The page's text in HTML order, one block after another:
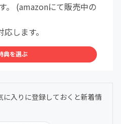
。 (amazonにて販売中の
します。
典を選ぶ
入りに登録しておくと新着情